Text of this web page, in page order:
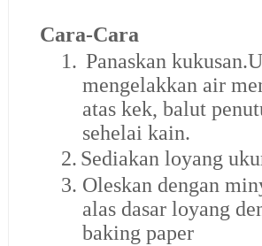
Cara-Cara
1. Panaskan
mengelakkan air
atas kek, balut
sehelai kain.
2. Sediakan loyang
3. Oleskan dengan
alas dasar loyang
baking paper